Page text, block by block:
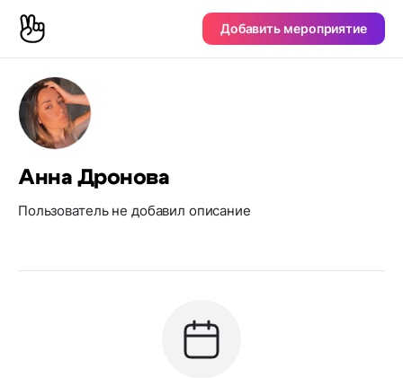
Добавить мероприятие
Анна Дронова
Пользователь не добавил описание